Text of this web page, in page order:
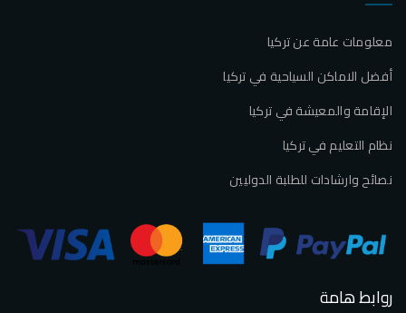
معلومات عامة عن تركيا
أفضل الاماكن السياحية في تركيا
الإقامة والمعيشة في تركيا
نظام التعليم في تركيا
نصائح وارشادات للطلبة الدوليين
روابط هامة